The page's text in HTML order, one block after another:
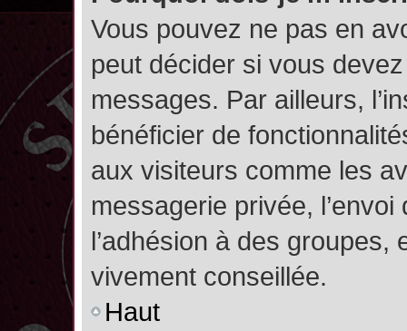
Vous pouvez ne pas en
peut décider si vous
messages. Par ailleurs,
bénéficier de
aux visiteurs comme les
messagerie privée,
l’adhésion à des groupes,
vivement conseillée.
Haut